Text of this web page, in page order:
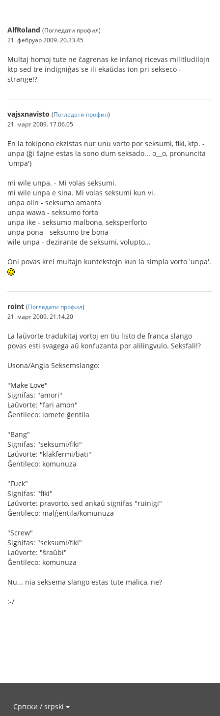
AlfRoland (Погледати профил)
21. фебруар 2009. 20.33.45
Multaj homoj tute ne ĉagrenas ke infanoj ricevas militludilojn
ktp sed tre indigniĝas se ili ekaŭdas ion pri sekseco -
strange!?
vajsxnavisto (Погледати профил)
21. март 2009. 17.06.05
En la tokipono ekzistas nur unu vorto por seksumi, fiki, ktp. -
unpa (ĝi ŝajne estas la sono dum seksado... o__o, pronuncita
'umpa')
mi wile unpa. - Mi volas seksumi.
mi wile unpa e sina. Mi volas seksumi kun vi.
unpa olin - seksumo amanta
unpa wawa - seksumo forta
unpa ike - seksumo malbona, seksperforto
unpa pona - seksumo tre bona
wile unpa - dezirante de seksumi, volupto...
Oni povas krei multajn kuntekstojn kun la simpla vorto 'unpa'.
roint (Погледати профил)
21. март 2009. 21.14.20
La laŭvorte tradukitaj vortoj en tiu listo de franca slango
povas esti svagega aŭ konfuzanta por alilingvulo. Seksfali!?
Usona/Angla Seksemslango:
"Make Love"
Signifas: "amori"
Laŭvorte: "fari amon"
Ĝentileco: iomete ĝentila
"Bang"
Signifas: "seksumi/fiki"
Laŭvorte: "klakfermi/bati"
Ĝentileco: komunuza
"Fuck"
Signifas: "fiki"
Laŭvorte: pravorto, sed ankaŭ signifas "ruinigi"
Ĝentileco: malĝentila/komunuza
"Screw"
Signifas: "seksumi/fiki"
Laŭvorte: "ŝraŭbi"
Ĝentileco: komunuza
Nu... nia seksema slango estas tute malica, ne?
:-/
Српски / srpski